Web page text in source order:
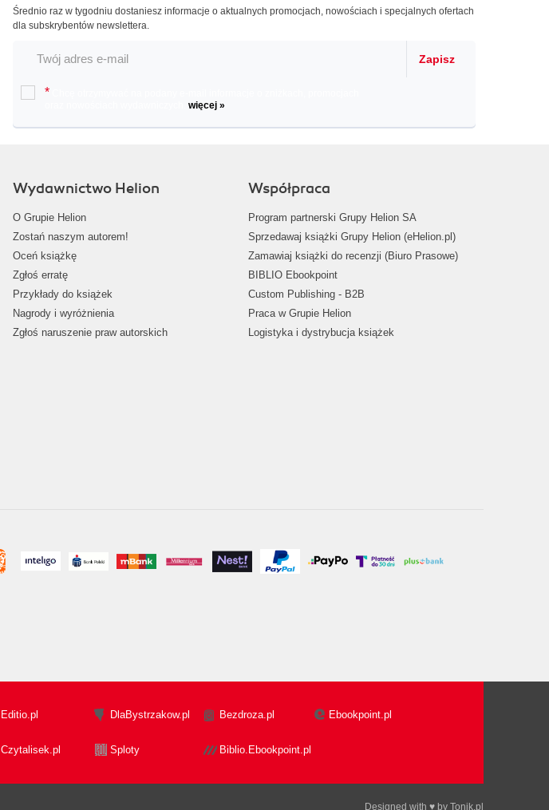
Średnio raz w tygodniu dostaniesz informacje o aktualnych promocjach, nowościach i specjalnych ofertach
dla subskrybentów newslettera.
Zapisz
*
więcej »
Wydawnictwo Helion
O Grupie Helion
Zostań naszym autorem!
Oceń książkę
Zgłoś erratę
Przykłady do książek
Nagrody i wyróżnienia
Zgłoś naruszenie praw autorskich
Współpraca
Program partnerski Grupy Helion SA
Sprzedawaj książki Grupy Helion (eHelion.pl)
Zamawiaj książki do recenzji (Biuro Prasowe)
BIBLIO Ebookpoint
Custom Publishing - B2B
Praca w Grupie Helion
Logistyka i dystrybucja książek
Editio.pl DlaBystrzakow.pl Bezdroza.pl Ebookpoint.pl
Czytalisek.pl Sploty Biblio.Ebookpoint.pl
Designed with ♥ by Tonik.pl